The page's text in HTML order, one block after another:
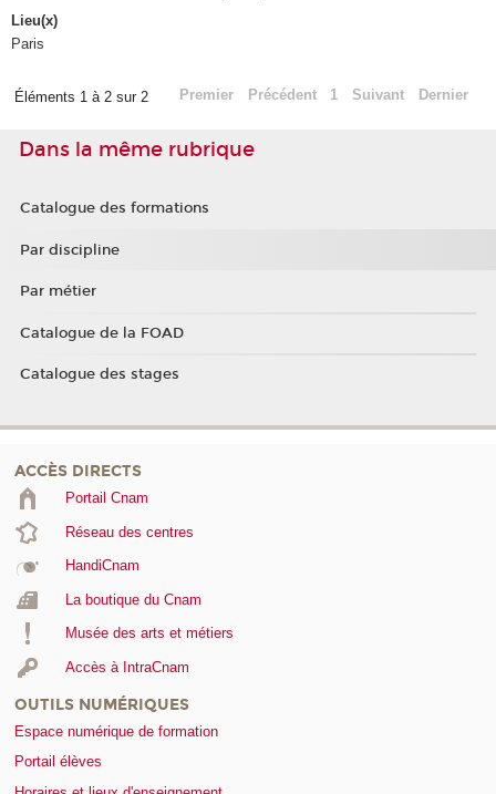
Lieu(x)
Paris
Éléments 1 à 2 sur 2 Premier Précédent 1 Suivant Dernier
Dans la même rubrique
Catalogue des formations
Par discipline
Par métier
Catalogue de la FOAD
Catalogue des stages
ACCÈS DIRECTS
Portail Cnam
Réseau des centres
HandiCnam
La boutique du Cnam
Musée des arts et métiers
Accès à IntraCnam
OUTILS NUMÉRIQUES
Espace numérique de formation
Portail élèves